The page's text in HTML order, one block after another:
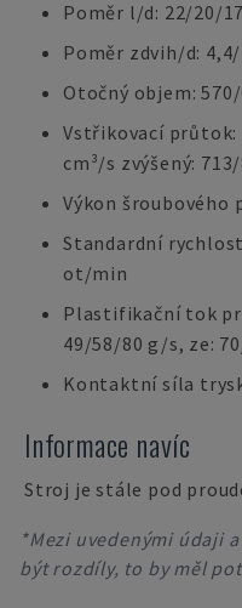
Poměr l/d: 22/20/17
Poměr zdvih/d:
Otočný objem:
Vstřikovací průtok:
cm³/s zvýšený:
Výkon šroubového
Standardní
ot/min
Plastifikační tok
49/58/80 g/s, ze:
Kontaktní síla
Informace navíc
Stroj je stále pod
*Mezi uvedenými údaji
být rozdíly, to by měl